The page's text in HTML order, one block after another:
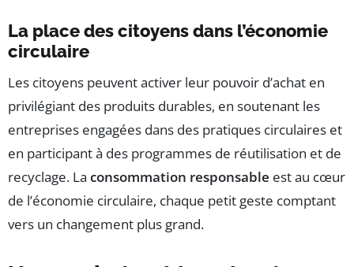
La place des citoyens dans l’économie
circulaire
Les citoyens peuvent activer leur pouvoir d’achat en
privilégiant des produits durables, en soutenant les
entreprises engagées dans des pratiques circulaires et
en participant à des programmes de réutilisation et de
recyclage. La consommation responsable est au cœur
de l’économie circulaire, chaque petit geste comptant
vers un changement plus grand.